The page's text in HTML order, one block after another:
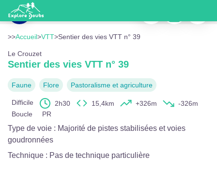
Sentier des vies VTT n° 39
Voir l'image en plein écran
>>Accueil>VTT>Sentier des vies VTT n° 39
Le Crouzet
Sentier des vies VTT n° 39
Faune Flore Pastoralisme et agriculture
Difficile 2h30 15,4km +326m
-326m
Boucle
PR
Type de voie : Majorité de pistes stabilisées et voies
goudronnées
Technique : Pas de technique particulière